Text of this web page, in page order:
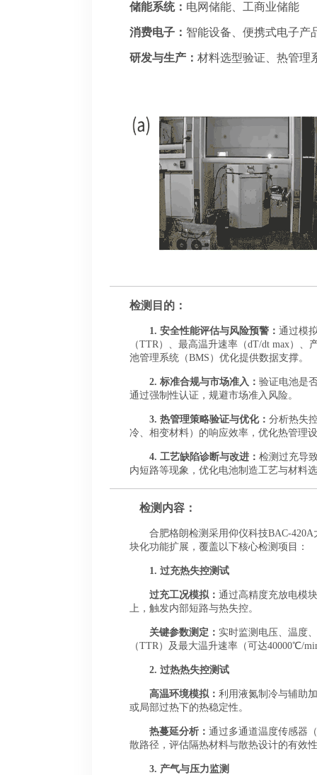
储能系统： 电网储能、工商业储能
消费电子： 智能设备、便携式电子产
研发与生产： 材料选型验证、热管理
检测目的：
1. 安全性能评估与风险预警： 通过模
（TTR）、最高温升速率（dT/dt max）
池管理系统（BMS）优化提供数据支撑。
2. 标准合规与市场准入： 验证电池是
通过强制性认证，规避市场准入风险。
3. 热管理策略验证与优化： 分析热失
冷、相变材料）的响应效率，优化热管理
4. 工艺缺陷诊断与改进： 检测过充导
内短路等现象，优化电池制造工艺与材料
检测内容：
合肥格朗检测采用仰仪科技BAC-
块化功能扩展，覆盖以下核心检测项目：
1. 过充热失控测试
过充工况模拟： 通过高精度充放电模
上，触发内部短路与热失控。
关键参数测定： 实时监测电压、温度
（TTR）及最大温升速率（可达40000℃/
2. 过热热失控测试
高温环境模拟： 利用液氮制冷与辅助
或局部过热下的热稳定性。
热蔓延分析： 通过多通道温度传感器
散路径，评估隔热材料与散热设计的有效
3. 产气与压力监测